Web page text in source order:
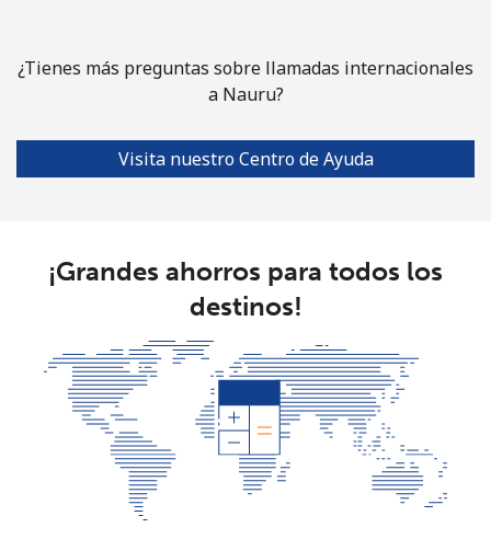
¿Tienes más preguntas sobre llamadas internacionales
a Nauru?
Visita nuestro Centro de Ayuda
¡Grandes ahorros para todos los
destinos!